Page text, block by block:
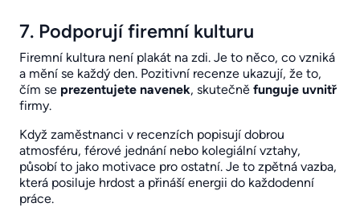
7. Podporují firemní kulturu
Firemní kultura není plakát na zdi. Je to něco, co vzniká
a mění se každý den. Pozitivní recenze ukazují, že to,
čím se prezentujete navenek, skutečně funguje uvnitř
firmy.
Když zaměstnanci v recenzích popisují dobrou
atmosféru, férové jednání nebo kolegiální vztahy,
působí to jako motivace pro ostatní. Je to zpětná vazba,
která posiluje hrdost a přináší energii do každodenní
práce.